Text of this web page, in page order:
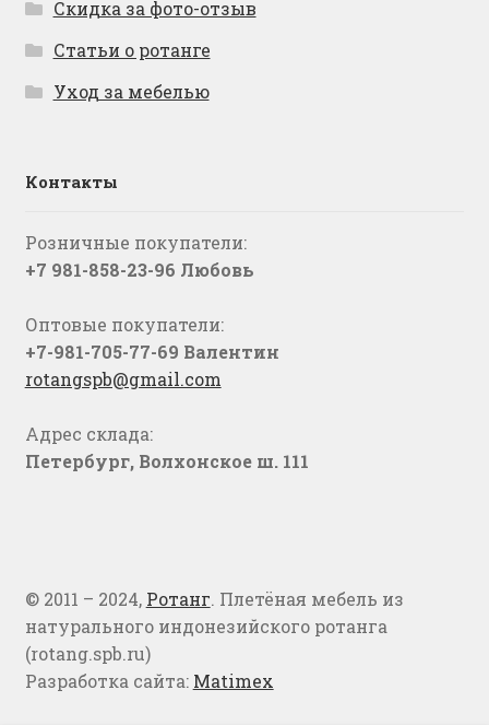
Скидка за фото-отзыв
Статьи о ротанге
Уход за мебелью
Контакты
Розничные покупатели:
+7 981-858-23-96 Любовь
Оптовые покупатели:
+7-981-705-77-69 Валентин
rotangspb@gmail.com
Адрес склада:
Петербург, Волхонское ш. 111
© 2011 – 2024, Ротанг. Плетёная мебель из
натурального индонезийского ротанга
(rotang.spb.ru)
Разработка сайта: Matimex